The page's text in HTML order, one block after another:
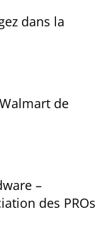
dans la
de
–
des PROs